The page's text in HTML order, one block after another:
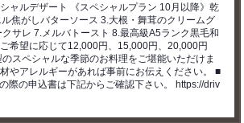
ャルデザート 《スペシャルプラン 10月以降》乾
焦がしバターソース 3.大根・舞茸のクリームグ
サレ 7.メルバトースト 8.最高級A5ランク黒毛和
希望に応じて12,000円、15,000円、20,000円
スペシャルな季節のお料理をご堪能いただけま
やアレルギーがあれば事前にお伝えください。 ■
際の申込書は下記からご確認下さい。 https://driv